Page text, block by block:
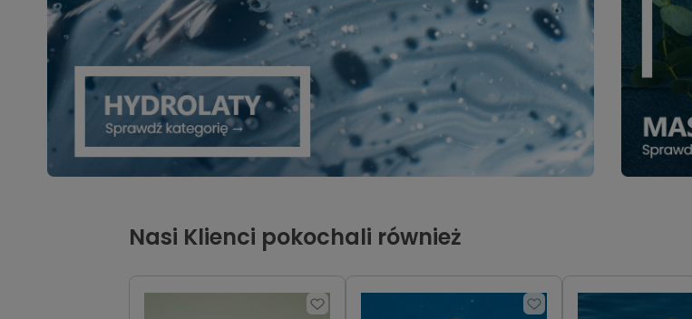
Nasi Klienci pokochali również